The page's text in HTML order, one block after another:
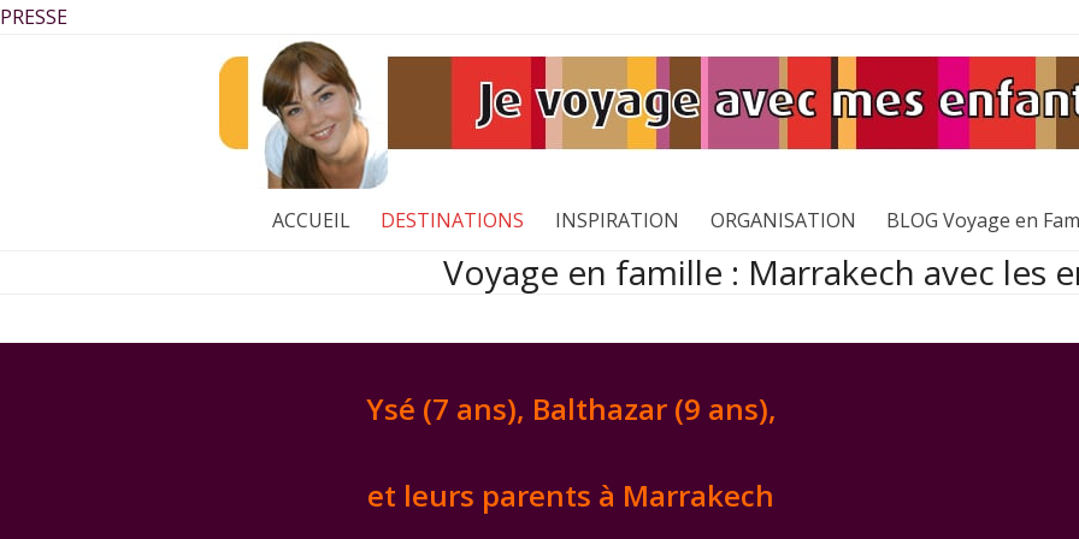
Skip
PRESSE
ACCUEIL DESTINATIONS INSPIRATION ORGANISATION BLOG Voyage en
Voyage en famille : Marrakech avec les
Ysé (7 ans), Balthazar (9 ans),
et leurs parents à Marrakech